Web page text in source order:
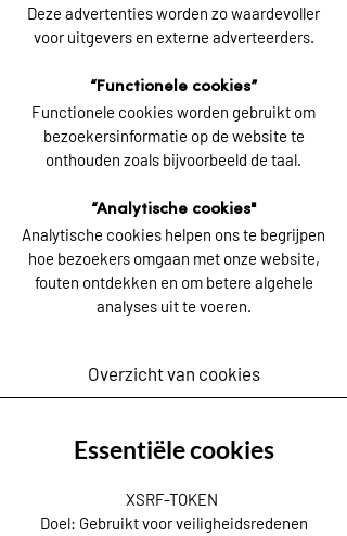
Deze advertenties worden zo waardevoller
voor uitgevers en externe adverteerders.
“Functionele cookies”
Functionele cookies worden gebruikt om
bezoekersinformatie op de website te
onthouden zoals bijvoorbeeld de taal.
“Analytische cookies"
Analytische cookies helpen ons te begrijpen
hoe bezoekers omgaan met onze website,
fouten ontdekken en om betere algehele
analyses uit te voeren.
Overzicht van cookies
Essentiële cookies
XSRF-TOKEN
Doel: Gebruikt voor veiligheidsredenen